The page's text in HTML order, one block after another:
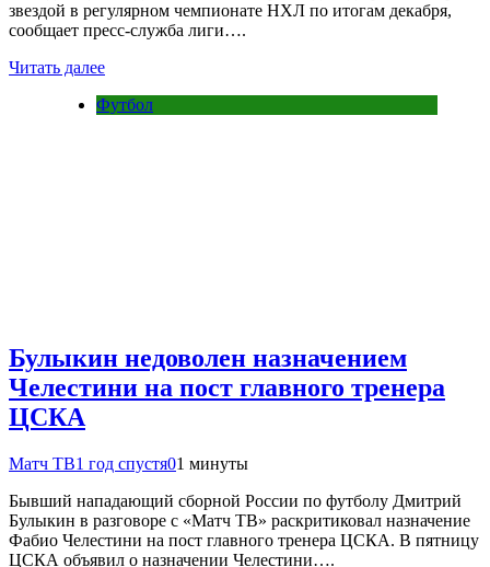
звездой в регулярном чемпионате НХЛ по итогам декабря,
сообщает пресс‑служба лиги….
Читать далее
Футбол
Булыкин недоволен назначением
Челестини на пост главного тренера
ЦСКА
Матч ТВ1 год спустя01 минуты
Бывший нападающий сборной России по футболу Дмитрий
Булыкин в разговоре с «Матч ТВ» раскритиковал назначение
Фабио Челестини на пост главного тренера ЦСКА. В пятницу
ЦСКА объявил о назначении Челестини….